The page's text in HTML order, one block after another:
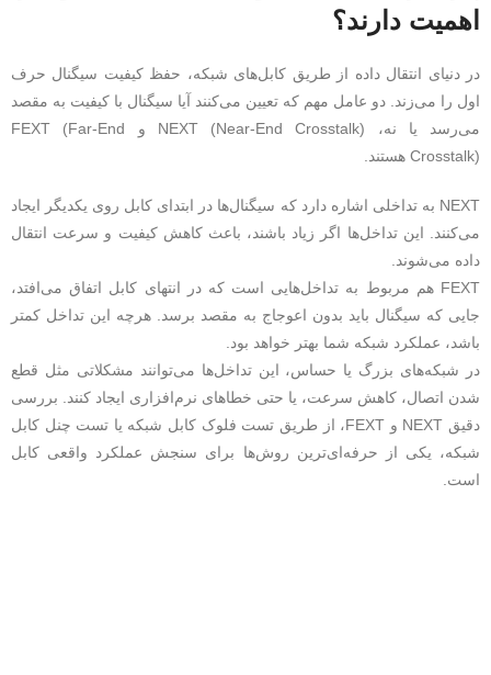
اهمیت دارند؟
در دنیای انتقال داده از طریق کابل‌های شبکه، حفظ کیفیت سیگنال حرف
اول را می‌زند. دو عامل مهم که تعیین می‌کنند آیا سیگنال با کیفیت به مقصد
می‌رسد یا نه، NEXT (Near-End Crosstalk) و FEXT (Far-End
Crosstalk) هستند.
NEXT به تداخلی اشاره دارد که سیگنال‌ها در ابتدای کابل روی یکدیگر ایجاد
می‌کنند. این تداخل‌ها اگر زیاد باشند، باعث کاهش کیفیت و سرعت انتقال
داده می‌شوند.
FEXT هم مربوط به تداخل‌هایی است که در انتهای کابل اتفاق می‌افتد،
جایی که سیگنال باید بدون اعوجاج به مقصد برسد. هرچه این تداخل کمتر
باشد، عملکرد شبکه شما بهتر خواهد بود.
در شبکه‌های بزرگ یا حساس، این تداخل‌ها می‌توانند مشکلاتی مثل قطع
شدن اتصال، کاهش سرعت، یا حتی خطاهای نرم‌افزاری ایجاد کنند. بررسی
دقیق NEXT و FEXT، از طریق تست فلوک کابل شبکه یا تست چنل کابل
شبکه، یکی از حرفه‌ای‌ترین روش‌ها برای سنجش عملکرد واقعی کابل
است.